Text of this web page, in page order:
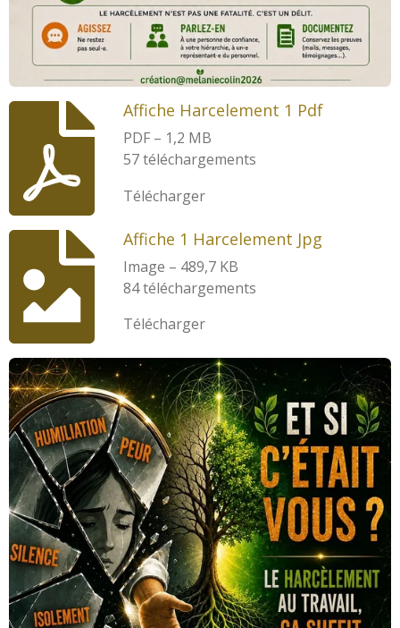
Affiche Harcelement 1 Pdf
PDF – 1,2 MB
57 téléchargements
Télécharger
Affiche 1 Harcelement Jpg
Image – 489,7 KB
84 téléchargements
Télécharger